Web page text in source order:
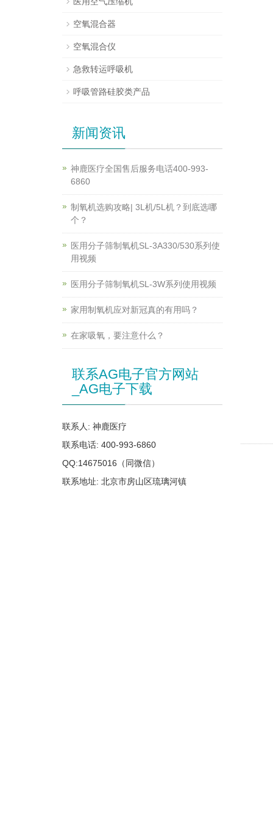
空氧混合器
空氧混合仪
急救转运呼吸机
呼吸管路硅胶类产品
新闻资讯
神鹿医疗全国售后服务电话400-993-
6860
制氧机选购攻略| 3L机/5L机？到底选哪
个？
医用分子筛制氧机SL-3A330/530系列使
用视频
医用分子筛制氧机SL-3W系列使用视频
家用制氧机应对新冠真的有用吗？
在家吸氧，要注意什么？
联系AG电子官方网站
_AG电子下载
联系人: 神鹿医疗
联系电话: 400-993-6860
QQ:14675016（同微信）
联系地址: 北京市房山区琉璃河镇